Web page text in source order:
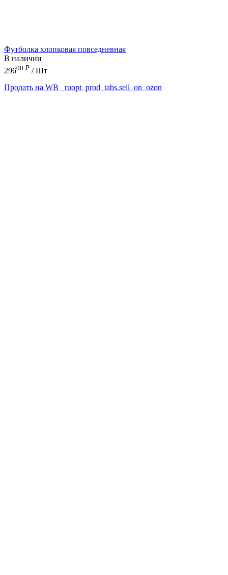
Футболка хлопковая повседневная
В наличии
29600 ₽ / Шт
Продать на WB
_ruopt_prod_tabs.sell_on_ozon